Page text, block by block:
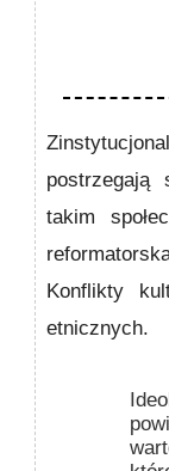
takim
Konflikty
etnicznych.